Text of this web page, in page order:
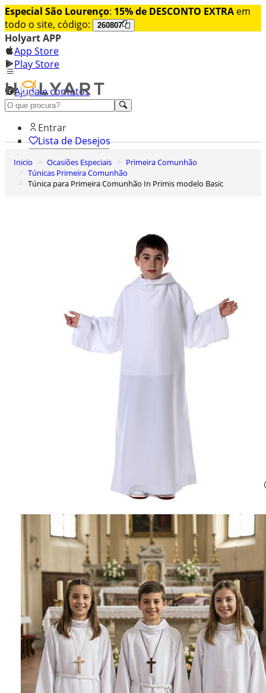
Especial São Lourenço: 15% de DESCONTO EXTRA em
todo o site, código:
260807
Holyart APP
App Store
Play Store
Ajuda e contatos
Conheça premium
Entrar
Lista de Desejos
0
Carrinho de Compras
Inicio Ocasiões Especiais
Primeira Comunhão
Túnicas Primeira Comunhão
Túnica para Primeira Comunhão In Primis modelo Basic